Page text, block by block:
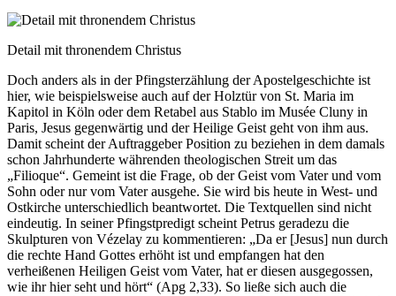
Detail mit thronendem Christus
Doch anders als in der Pfingsterzählung der Apostelgeschichte ist
hier, wie beispielsweise auch auf der Holztür von St. Maria im
Kapitol in Köln oder dem Retabel aus Stablo im Musée Cluny in
Paris, Jesus gegenwärtig und der Heilige Geist geht von ihm aus.
Damit scheint der Auftraggeber Position zu beziehen in dem damals
schon Jahrhunderte währenden theologischen Streit um das
„Filioque“. Gemeint ist die Frage, ob der Geist vom Vater und vom
Sohn oder nur vom Vater ausgehe. Sie wird bis heute in West- und
Ostkirche unterschiedlich beantwortet. Die Textquellen sind nicht
eindeutig. In seiner Pfingstpredigt scheint Petrus geradezu die
Skulpturen von Vézelay zu kommentieren: „Da er [Jesus] nun durch
die rechte Hand Gottes erhöht ist und empfangen hat den
verheißenen Heiligen Geist vom Vater, hat er diesen ausgegossen,
wie ihr hier seht und hört“ (Apg 2,33). So ließe sich auch die